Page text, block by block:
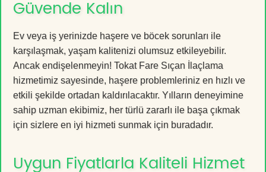
Güvende Kalın
Ev veya iş yerinizde haşere ve böcek sorunları ile
karşılaşmak, yaşam kalitenizi olumsuz etkileyebilir.
Ancak endişelenmeyin! Tokat Fare Sıçan İlaçlama
hizmetimiz sayesinde, haşere problemleriniz en hızlı ve
etkili şekilde ortadan kaldırılacaktır. Yılların deneyimine
sahip uzman ekibimiz, her türlü zararlı ile başa çıkmak
için sizlere en iyi hizmeti sunmak için buradadır.
Uygun Fiyatlarla Kaliteli Hizmet